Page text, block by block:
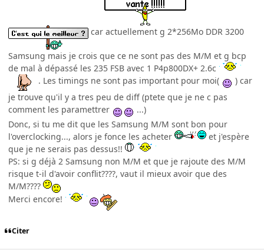
car actuellement g 2*256Mo DDR 3200
Samsung mais je crois que ce ne sont pas des M/M et g bcp
de mal à dépassé les 235 FSB avec 1 P4p800DX+ 2.6c
. Les timings ne sont pas important pour moi(
) car
je trouve qu'il y a tres peu de diff (ptete que je ne c pas
comment les paramettrer
...)
Donc, si tu me dit que les Samsung M/M sont bon pour
l'overclocking..., alors je fonce les acheter
et j'espère
que je ne serais pas dessus!!
PS: si g déjà 2 Samsung non M/M et que je rajoute des M/M
risque t-il d'avoir conflit????, vaut il mieux avoir que des
M/M????
Merci encore!
Citer